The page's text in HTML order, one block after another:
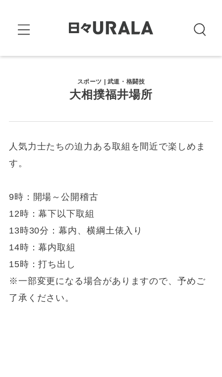
スポーツ | 武道・格闘技
大相撲福井場所
人気力士たちの迫力ある取組を間近で楽しめま
す。
9時：開場～公開稽古
12時：幕下以下取組
13時30分：幕内、横綱土俵入り
14時：幕内取組
15時：打ち出し
※一部変更になる場合がありますので、予めご
了承ください。